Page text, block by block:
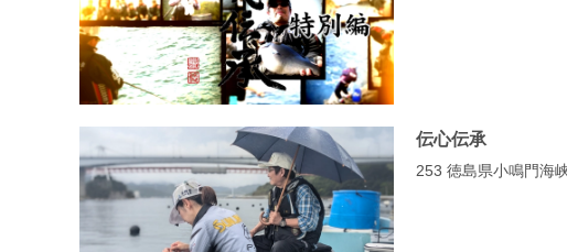
伝心伝承
253 徳島県小鳴門海